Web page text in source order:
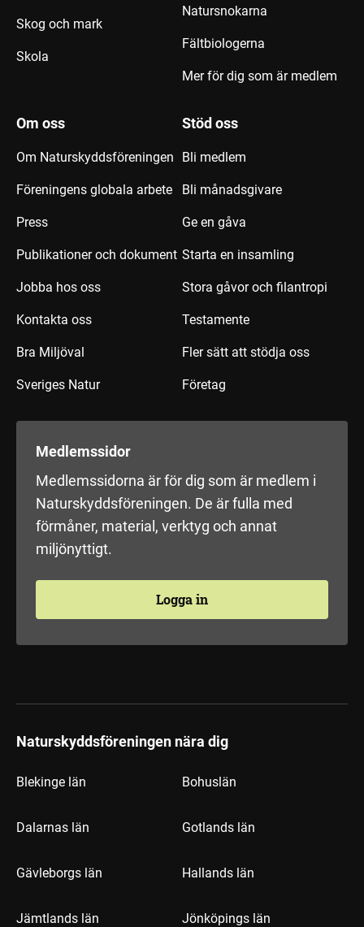
Skog och mark
Skola
Natursnokarna
Fältbiologerna
Mer för dig som är medlem
Om oss
Om Naturskyddsföreningen
Föreningens globala arbete
Press
Publikationer och dokument
Jobba hos oss
Kontakta oss
Bra Miljöval
Sveriges Natur
Stöd oss
Bli medlem
Bli månadsgivare
Ge en gåva
Starta en insamling
Stora gåvor och filantropi
Testamente
Fler sätt att stödja oss
Företag
Medlemssidor
Medlemssidorna är för dig som är medlem i
Naturskyddsföreningen. De är fulla med
förmåner, material, verktyg och annat
miljönyttigt.
Logga in
Naturskyddsföreningen nära dig
Blekinge län Bohuslän
Dalarnas län Gotlands län
Gävleborgs län Hallands län
Jämtlands län Jönköpings län